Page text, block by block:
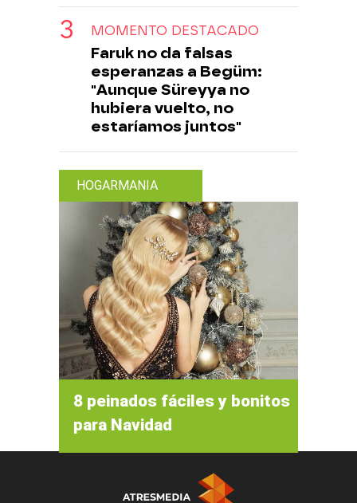
MOMENTO DESTACADO
Faruk no da falsas
esperanzas a Begüm:
"Aunque Süreyya no
hubiera vuelto, no
estaríamos juntos"
HOGARMANIA
8 peinados fáciles y bonitos
para Navidad